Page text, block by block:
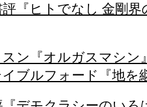
『ヒトでなし 金剛界
ン『オルガスマシン
ブルフォード『地を